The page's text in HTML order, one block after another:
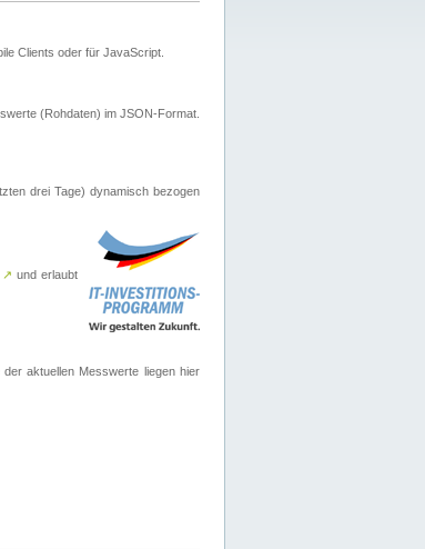
Clients oder für JavaScript.
(Rohdaten) im JSON-Format.
drei Tage) dynamisch bezogen
↗ und erlaubt
aktuellen Messwerte liegen hier